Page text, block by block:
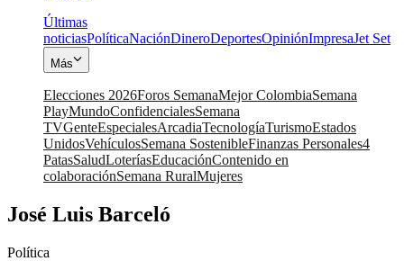
Últimas
noticiasPolíticaNaciónDineroDeportesOpiniónImpresaJet Set
Más
Elecciones 2026Foros SemanaMejor ColombiaSemana
PlayMundoConfidencialesSemana
TVGenteEspecialesArcadiaTecnologíaTurismoEstados
UnidosVehículosSemana SostenibleFinanzas Personales4
PatasSaludLoteríasEducaciónContenido en
colaboraciónSemana RuralMujeres
José Luis Barceló
Política